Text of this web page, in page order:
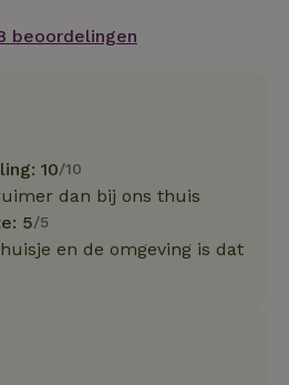
beoordelingen
10/10
dan bij ons thuis
5/5
en de omgeving is dat